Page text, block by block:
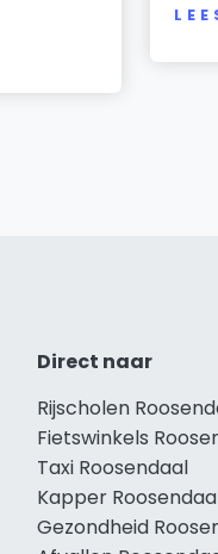
Direct naar
Rijscholen
Fietswinkels
Taxi Roosendaal
Kapper
Gezondheid